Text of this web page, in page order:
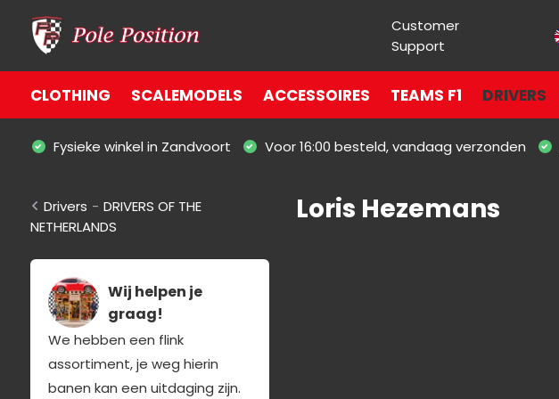
Customer
Support
CLOTHING SCALEMODELS ACCESSOIRES TEAMS F1 DRIVERS
Fysieke winkel in Zandvoort Voor 16:00 besteld, vandaag verzonden
Drivers - DRIVERS OF THE
NETHERLANDS
Wij helpen je
graag!
We hebben een flink
assortiment, je weg hierin
banen kan een uitdaging zijn.
Loris Hezemans